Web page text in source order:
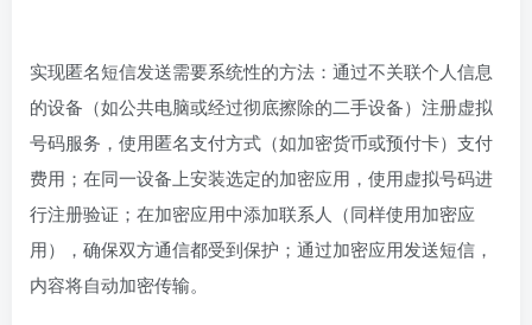
实现匿名短信发送需要系统性的方法：通过不关联个人信息
的设备（如公共电脑或经过彻底擦除的二手设备）注册虚拟
号码服务，使用匿名支付方式（如加密货币或预付卡）支付
费用；在同一设备上安装选定的加密应用，使用虚拟号码进
行注册验证；在加密应用中添加联系人（同样使用加密应
用），确保双方通信都受到保护；通过加密应用发送短信，
内容将自动加密传输。